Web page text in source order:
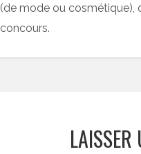
(de mode ou cosmétique),
concours.